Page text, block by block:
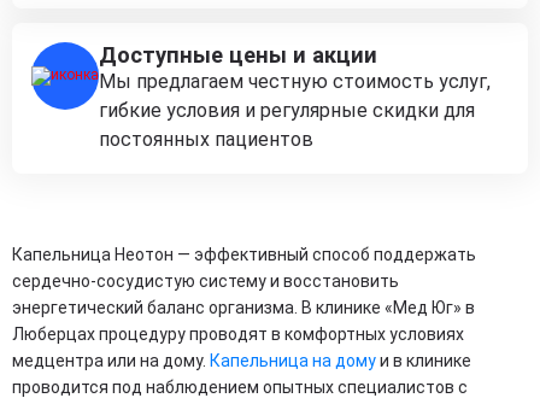
Доступные цены и акции
Мы предлагаем честную стоимость услуг,
гибкие условия и регулярные скидки для
постоянных пациентов
Капельница Неотон — эффективный способ поддержать
сердечно-сосудистую систему и восстановить
энергетический баланс организма. В клинике «Мед Юг» в
Люберцах процедуру проводят в комфортных условиях
медцентра или на дому. Капельница на домуи в клинике
проводится под наблюдением опытных специалистов с